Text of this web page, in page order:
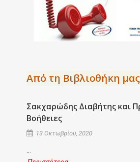
Από τη Βιβλιοθήκη μας
Σακχαρώδης Διαβήτης και
Βοήθειες
13 Οκτωβρίου, 2020
...